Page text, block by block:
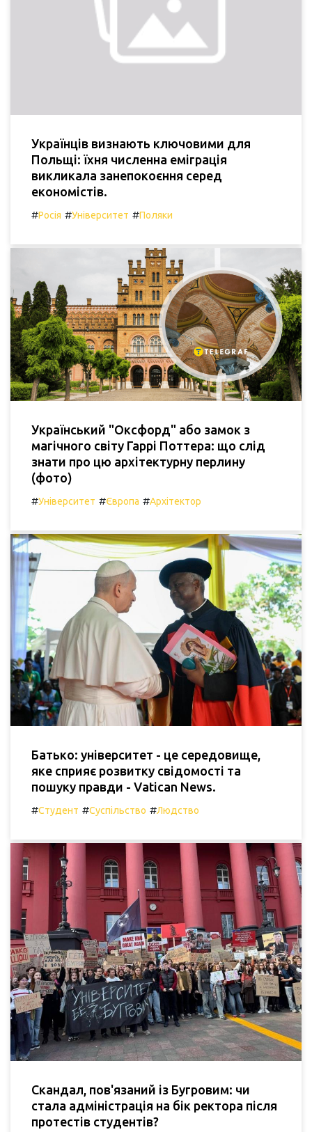
Українців визнають ключовими для
Польщі: їхня численна еміграція
викликала занепокоєння серед
економістів.
#Росія #Університет #Поляки
Український "Оксфорд" або замок з
магічного світу Гаррі Поттера: що слід
знати про цю архітектурну перлину
(фото)
#Університет #Європа #Архітектор
Батько: університет - це середовище,
яке сприяє розвитку свідомості та
пошуку правди - Vatican News.
#Студент #Суспільство #Людство
Скандал, пов'язаний із Бугровим: чи
стала адміністрація на бік ректора після
протестів студентів?